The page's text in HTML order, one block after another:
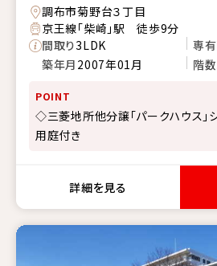
調布市菊野台３丁目
京王線「柴崎」駅 徒歩9分
間取り3LDK 専
築年月 2007年01月 階数
POINT
◇三菱地所他分譲「パークハウス
用庭付き
詳細を見る